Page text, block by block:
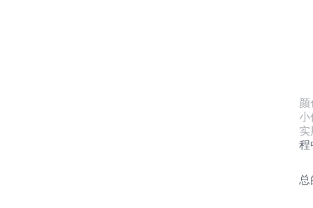
颜
小
实
程
总